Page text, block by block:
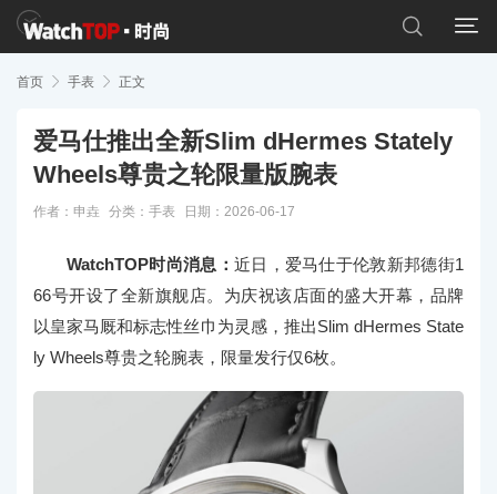


首页  手表  正文
爱马仕推出全新Slim dHermes Stately
Wheels尊贵之轮限量版腕表
作者：申垚 分类： 手表 日期：2026-06-17
WatchTOP时尚消息： 近日，爱马仕于伦敦新邦德街1
66号开设了全新旗舰店。为庆祝该店面的盛大开幕，品牌
以皇家马厩和标志性丝巾为灵感，推出Slim dHermes State
ly Wheels尊贵之轮腕表，限量发行仅6枚。